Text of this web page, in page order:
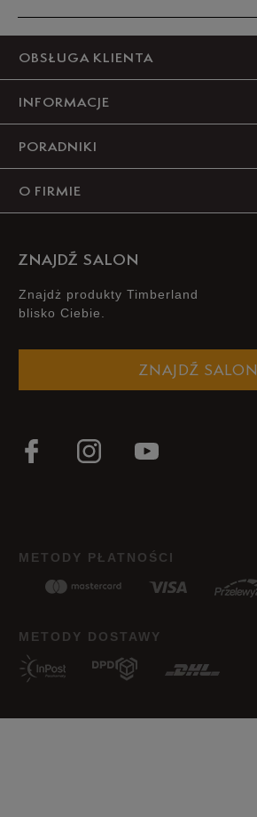
42/34
dostępności
OBSŁUGA KLIENTA
INFORMACJE
PORADNIKI
O FIRMIE
ZNAJDŹ SALON
Znajdż produkty Timberland
blisko Ciebie.
ZNAJDŹ SALON
METODY PŁATNOŚCI
METODY DOSTAWY